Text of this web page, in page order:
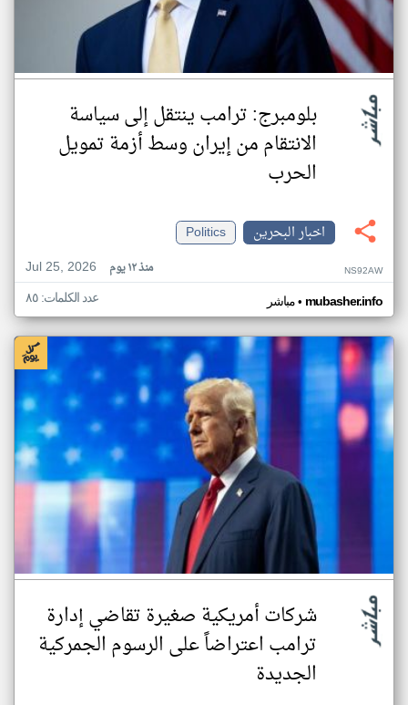
بلومبرج: ترامب ينتقل إلى سياسة
الانتقام من إيران وسط أزمة تمويل
الحرب
اخبار البحرين
Politics
Jul 25, 2026
منذ ١٢ يوم NS92AW
مباشر• mubasher.info عدد الكلمات: ٨٥
شركات أمريكية صغيرة تقاضي إدارة
ترامب اعتراضاً على الرسوم الجمركية
الجديدة